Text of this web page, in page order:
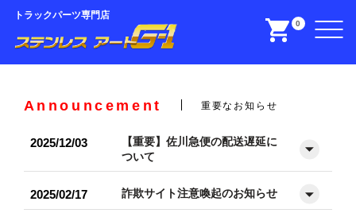
トラックパーツ専門店
0
Announcement 重要なお知らせ
2025/12/03
【重要】佐川急便の配送遅延に
ついて
2025/02/17 詐欺サイト注意喚起のお知らせ